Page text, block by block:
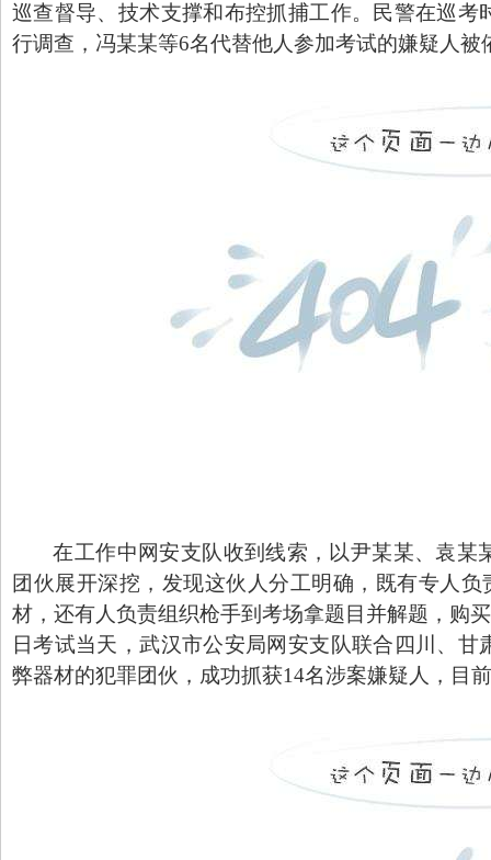
巡查督导、技术支撑和布控抓捕工作。民警在巡
行调查，冯某某等6名代替他人参加考试的嫌疑人被
在工作中网安支队收到线索，以尹某某、袁
团伙展开深挖，发现这伙人分工明确，既有专人负
材，还有人负责组织枪手到考场拿题目并解题，购买
日考试当天，武汉市公安局网安支队联合四川、
弊器材的犯罪团伙，成功抓获14名涉案嫌疑人，目